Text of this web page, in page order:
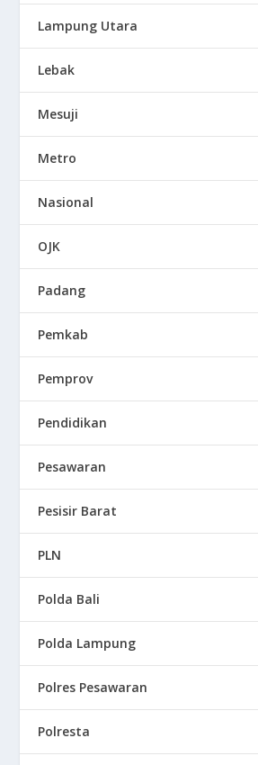
Lampung Utara
Lebak
Mesuji
Metro
Nasional
OJK
Padang
Pemkab
Pemprov
Pendidikan
Pesawaran
Pesisir Barat
PLN
Polda Bali
Polda Lampung
Polres Pesawaran
Polresta